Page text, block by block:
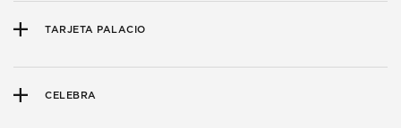
TARJETA PALACIO
CELEBRA